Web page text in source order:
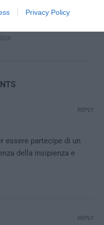
Privacy Policy
la santa occupazione
essere partecipe di un
della insipienza e
REPLY
REPLY